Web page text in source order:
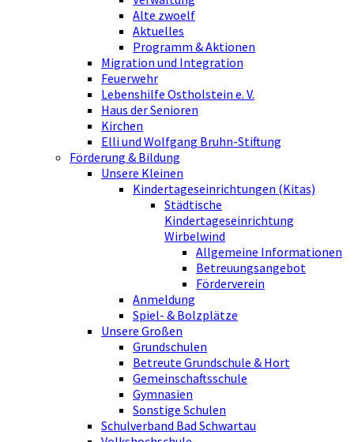
Alte zwoelf
Aktuelles
Programm & Aktionen
Migration und Integration
Feuerwehr
Lebenshilfe Ostholstein e. V.
Haus der Senioren
Kirchen
Elli und Wolfgang Bruhn-Stiftung
Förderung & Bildung
Unsere Kleinen
Kindertageseinrichtungen (Kitas)
Städtische
Kindertageseinrichtung
Wirbelwind
Allgemeine Informationen
Betreuungsangebot
Förderverein
Anmeldung
Spiel- & Bolzplätze
Unsere Großen
Grundschulen
Betreute Grundschule & Hort
Gemeinschaftsschule
Gymnasien
Sonstige Schulen
Schulverband Bad Schwartau